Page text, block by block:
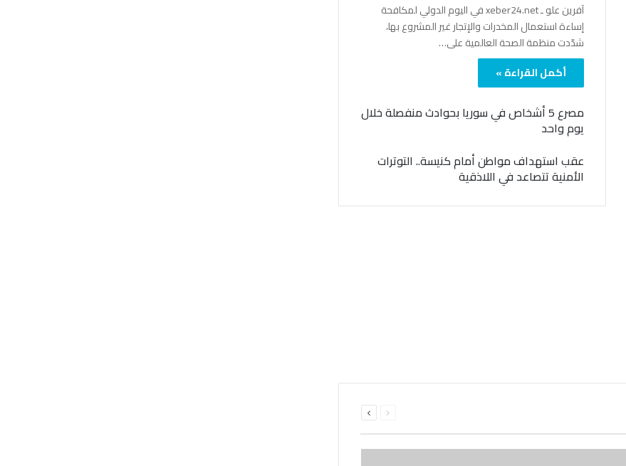
آفرين علو ـ xeber24.net في اليوم الدولي لمكافحة
إساءة استعمال المخدرات والإتجار غير المشروع بها،
شدّدت منظمة الصحة العالمية على…
أكمل القراءة »
مصرع 5 أشخاص في سوريا بحوادث منفصلة خلال
يوم واحد
عقب استهداف مواطن أمام كنيسة.. التوترات
الأمنية تتصاعد في اللاذقية
الصفحةالصفحة